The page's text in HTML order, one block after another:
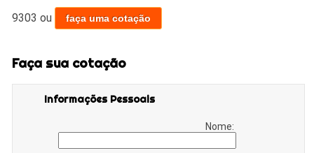
9303 ou faça uma cotação
Faça sua cotação
Informações Pessoais
Nome: